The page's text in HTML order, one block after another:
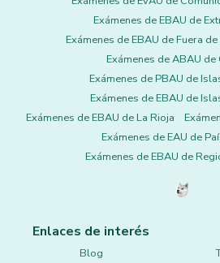
Exámenes de EBAU de
Exámenes de EBAU de Fuera
Exámenes de ABAU de
Exámenes de PBAU de
Exámenes de EBAU de
Exámenes de EBAU de La Rioja
Exámenes de EAU de
Exámenes de EBAU de
Enlaces de interés
Blog